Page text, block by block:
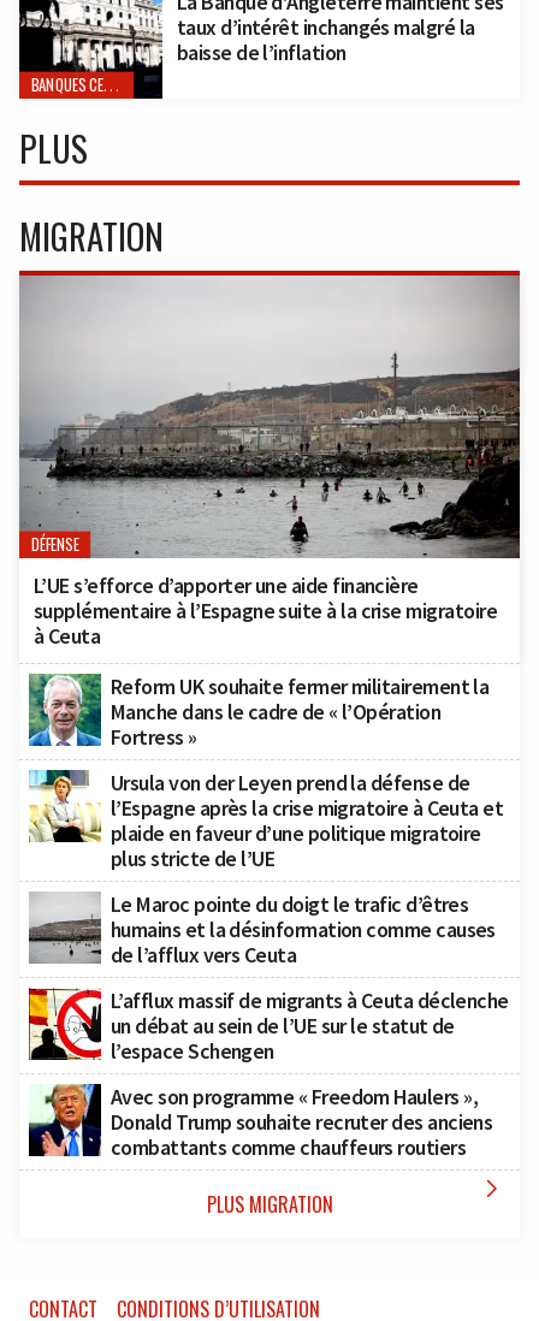
BANQUES CENTRALES
taux d’intérêt inchangés malgré la
baisse de l’inflation
PLUS
MIGRATION
DÉFENSE
L’UE s’efforce d’apporter une aide financière
supplémentaire à l’Espagne suite à la crise migratoire
à Ceuta
Reform UK souhaite fermer militairement la
Manche dans le cadre de « l’Opération
Fortress »
Ursula von der Leyen prend la défense de
l’Espagne après la crise migratoire à Ceuta et
plaide en faveur d’une politique migratoire
plus stricte de l’UE
Le Maroc pointe du doigt le trafic d’êtres
humains et la désinformation comme causes
de l’afflux vers Ceuta
L’afflux massif de migrants à Ceuta déclenche
un débat au sein de l’UE sur le statut de
l’espace Schengen
Avec son programme « Freedom Haulers »,
Donald Trump souhaite recruter des anciens
combattants comme chauffeurs routiers
PLUS MIGRATION 
CONTACT
CONDITIONS D’UTILISATION